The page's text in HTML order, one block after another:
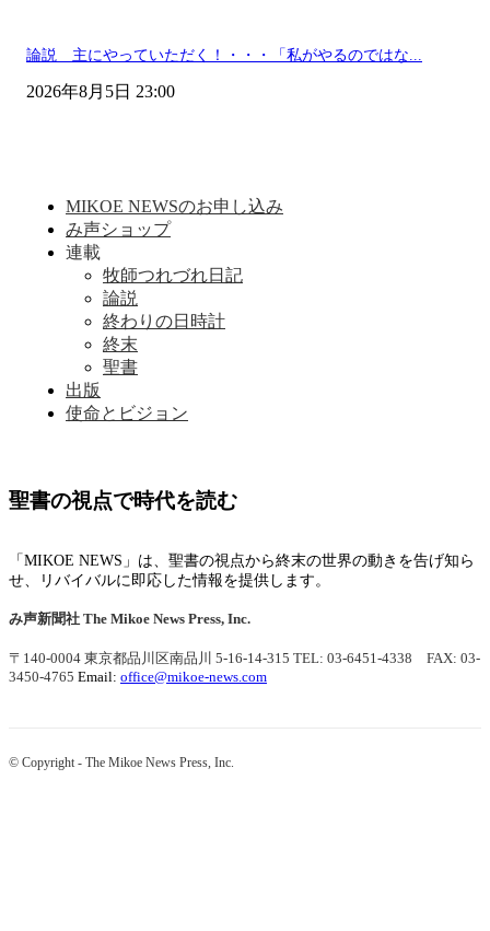
論説 主にやっていただく！・・・「私がやるのではな...
2026年8月5日 23:00
MIKOE NEWSのお申し込み
み声ショップ
連載
牧師つれづれ日記
論説
終わりの日時計
終末
聖書
出版
使命とビジョン
聖書の視点で時代を読む
「MIKOE NEWS」は、聖書の視点から終末の世界の動きを告げ知ら
せ、リバイバルに即応した情報を提供します。
み声新聞社 The Mikoe News Press, Inc.
〒140-0004 東京都品川区南品川 5-16-14-315 TEL: 03-6451-4338 FAX: 03-
3450-4765 Email: office@mikoe-news.com
© Copyright - The Mikoe News Press, Inc.